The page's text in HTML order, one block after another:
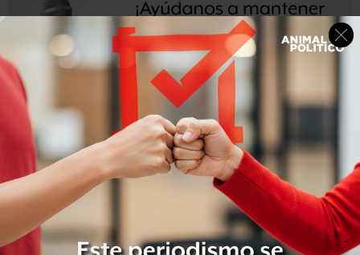
“1.- La evaluación de desempeño perdió el impulso en el
ciclo 2016-2017 al hacerla voluntaria, lo que deja una tarea